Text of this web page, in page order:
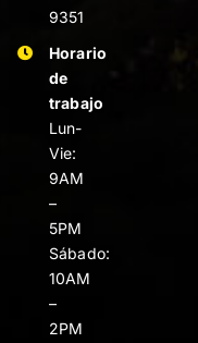
9351
Horario
de
trabajo
Lun-
Vie:
9AM
–
5PM
Sábado:
10AM
–
2PM